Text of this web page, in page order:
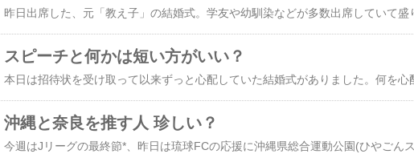
スピーチと何かは短い方がいい？
沖縄と奈良を推す人 珍しい？